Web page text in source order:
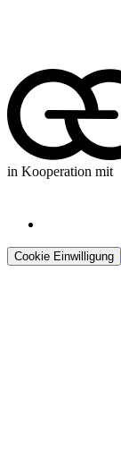
in Kooperation mit
Cookie Einwilligung